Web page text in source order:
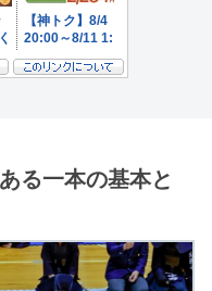
る一本の基本と